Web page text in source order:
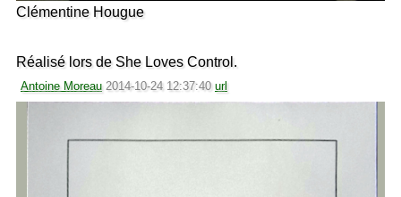
Clémentine Hougue
Réalisé lors de She Loves Control.
Antoine Moreau 2014-10-24 12:37:40 url